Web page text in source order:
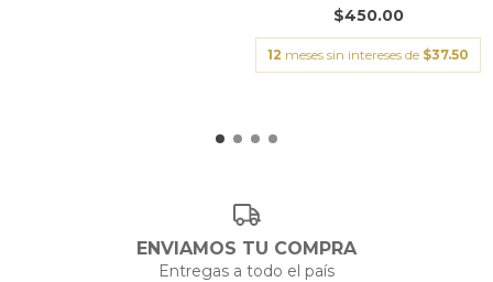
$450.00
12 meses sin intereses de $37.50
ENVIAMOS TU COMPRA
Entregas a todo el país